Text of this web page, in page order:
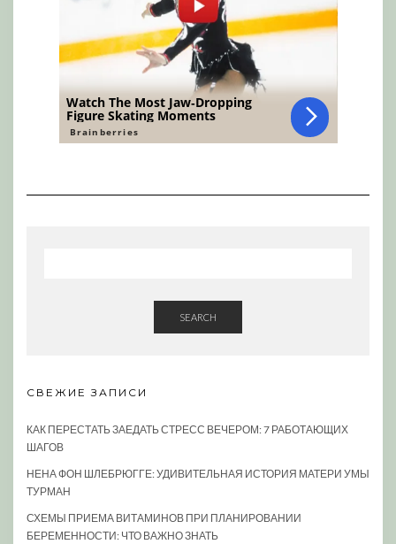
SEARCH
СВЕЖИЕ ЗАПИСИ
КАК ПЕРЕСТАТЬ ЗАЕДАТЬ СТРЕСС ВЕЧЕРОМ: 7 РАБОТАЮЩИХ
ШАГОВ
НЕНА ФОН ШЛЕБРЮГГЕ: УДИВИТЕЛЬНАЯ ИСТОРИЯ МАТЕРИ УМЫ
ТУРМАН
СХЕМЫ ПРИЕМА ВИТАМИНОВ ПРИ ПЛАНИРОВАНИИ
БЕРЕМЕННОСТИ: ЧТО ВАЖНО ЗНАТЬ